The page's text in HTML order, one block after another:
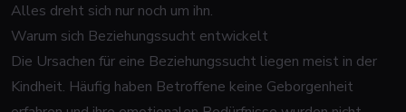
Alles dreht sich nur noch um ihn.
Warum sich Beziehungssucht entwickelt
Die Ursachen für eine Beziehungssucht liegen meist in der
Kindheit. Häufig haben Betroffene keine Geborgenheit